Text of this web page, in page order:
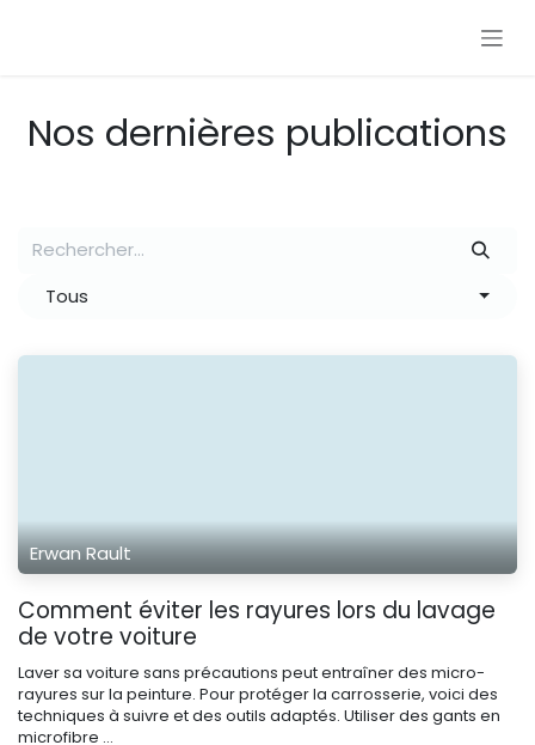
Nos dernières publications
Tous
Erwan Rault
Comment éviter les rayures lors du lavage
de votre voiture
Laver sa voiture sans précautions peut entraîner des micro-
rayures sur la peinture. Pour protéger la carrosserie, voici des
techniques à suivre et des outils adaptés. Utiliser des gants en
microfibre ...